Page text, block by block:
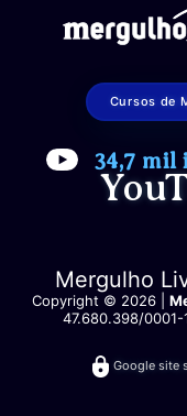
Cursos de
34,7 mil
Mergulho
Copyright © 2026 |
47.680.398/0001-
Google site